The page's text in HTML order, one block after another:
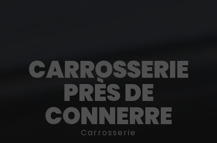
CARROSSERIE
PRÈS DE
CONNERRE
Carrosserie